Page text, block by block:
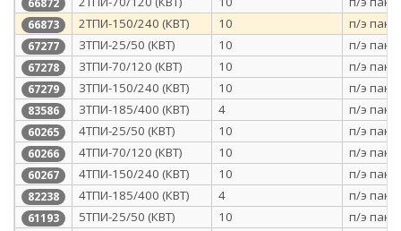
66872
66873 2ТПИ-150/240 (КВТ) 10 п/э
67277 3ТПИ-25/50 (КВТ) 10 п/э
67278 3ТПИ-70/120 (КВТ) 10 п/э
67279 3ТПИ-150/240 (КВТ) 10 п/э
83586 3ТПИ-185/400 (КВТ) 4 п/э
60265 4ТПИ-25/50 (КВТ) 10 п/э
60266 4ТПИ-70/120 (КВТ) 10 п/э
60267 4ТПИ-150/240 (КВТ) 10 п/э
82238 4ТПИ-185/400 (КВТ) 4 п/э
61193 5ТПИ-25/50 (КВТ) 10
п/э